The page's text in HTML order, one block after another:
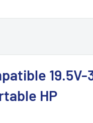
19.5V-
HP